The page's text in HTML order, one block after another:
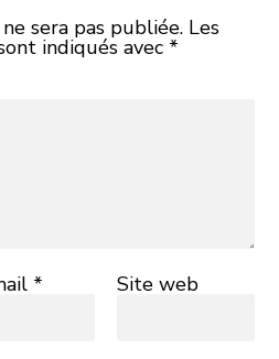
sera pas publiée. Les
indiqués avec *
* Site web